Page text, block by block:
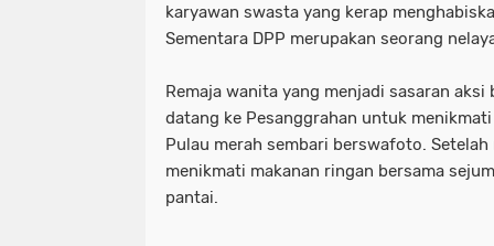
Polsek Pabean Cantikan Ungkap
Tuding PT. DABN Bohong Terkait
_Lokasi ditemukan pemuda tewas
polsek kenjeran ungkap kasus
program walikota surabaya eri
tuding pt. dabn bohong terkait
waka dpr: kado istimewa di hari
karyawan swasta yang kerap
Sementara DPP merupakan seorang
Remaja wanita yang menjadi sasaran
datang ke Pesanggrahan untuk
Pulau merah sembari berswafoto.
menikmati makanan ringan bersama
pantai.